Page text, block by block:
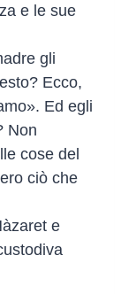
e le sue
gli
Ecco,
Ed egli
Non
cose del
ciò che
e